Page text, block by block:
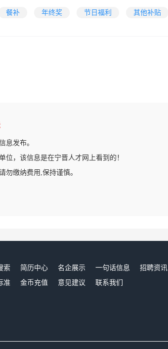
餐补 年终奖 节日福利 其他补贴
息发布。
位，该信息是在宁晋人才网上看到的！
勿缴纳费用,保持谨慎。
索 简历中心 名企展示 一句话信息 招聘资讯
准
金币充值 意见建议 联系我们